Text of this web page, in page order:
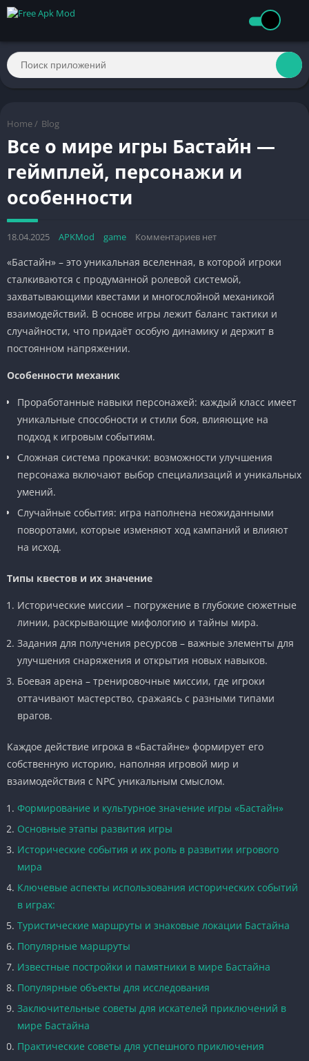
Home / Blog
Все о мире игры Бастайн —
геймплей, персонажи и
особенности
18.04.2025 APKMod game Комментариев нет
«Бастайн» – это уникальная вселенная, в которой игроки
сталкиваются с продуманной ролевой системой,
захватывающими квестами и многослойной механикой
взаимодействий. В основе игры лежит баланс тактики и
случайности, что придаёт особую динамику и держит в
постоянном напряжении.
Особенности механик
Проработанные навыки персонажей: каждый класс имеет
уникальные способности и стили боя, влияющие на
подход к игровым событиям.
Сложная система прокачки: возможности улучшения
персонажа включают выбор специализаций и уникальных
умений.
Случайные события: игра наполнена неожиданными
поворотами, которые изменяют ход кампаний и влияют
на исход.
Типы квестов и их значение
Исторические миссии – погружение в глубокие сюжетные
линии, раскрывающие мифологию и тайны мира.
Задания для получения ресурсов – важные элементы для
улучшения снаряжения и открытия новых навыков.
Боевая арена – тренировочные миссии, где игроки
оттачивают мастерство, сражаясь с разными типами
врагов.
Каждое действие игрока в «Бастайне» формирует его
собственную историю, наполняя игровой мир и
взаимодействия с NPC уникальным смыслом.
Формирование и культурное значение игры «Бастайн»
Основные этапы развития игры
Исторические события и их роль в развитии игрового
мира
Ключевые аспекты использования исторических событий
в играх:
Туристические маршруты и знаковые локации Бастайна
Популярные маршруты
Известные постройки и памятники в мире Бастайна
Популярные объекты для исследования
Заключительные советы для искателей приключений в
мире Бастайна
Практические советы для успешного приключения